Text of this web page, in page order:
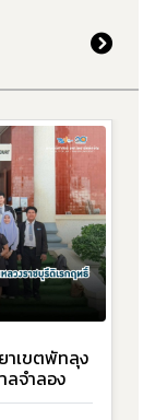
เขตพัทลุง
ลจำลอง